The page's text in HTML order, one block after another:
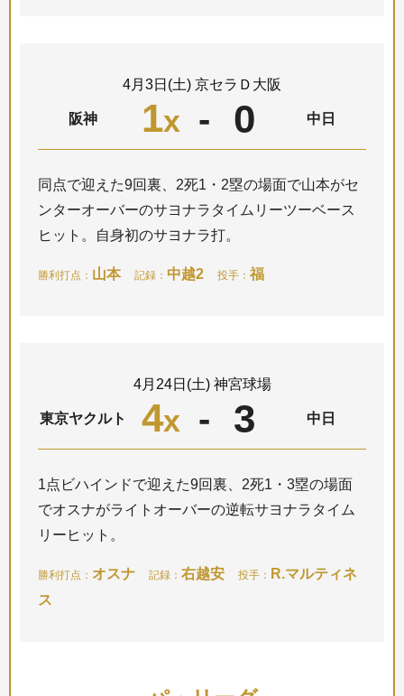
4月3日(土) 京セラＤ大阪
阪神 1x - 0 中日
同点で迎えた9回裏、2死1・2塁の場面で山本がセ
ンターオーバーのサヨナラタイムリーツーベース
ヒット。自身初のサヨナラ打。
勝利打点： 山本 記録： 中越2 投手： 福
4月24日(土) 神宮球場
東京ヤクルト 4x - 3 中日
1点ビハインドで迎えた9回裏、2死1・3塁の場面
でオスナがライトオーバーの逆転サヨナラタイム
リーヒット。
勝利打点： オスナ 記録： 右越安 投手： R.マルティネ
ス